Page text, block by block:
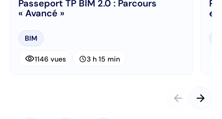
Passeport TP BIM 2.0 : Parcours
« Avancé »
BIM
visibility1146 vues schedule3 h 15 min
et
arrow_back arrow_forward